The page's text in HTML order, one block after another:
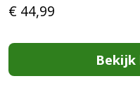
€ 44,99